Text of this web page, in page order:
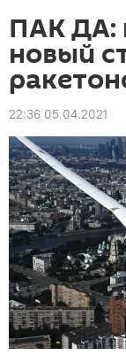
ПАК ДА:
новый
22:36 05.04.2021